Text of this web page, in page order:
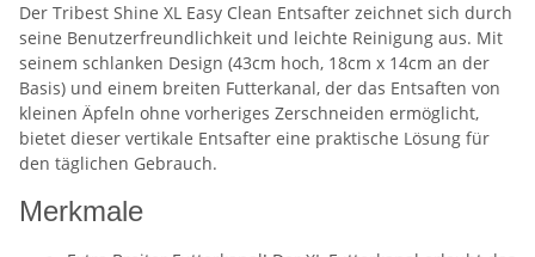
Der Tribest Shine XL Easy Clean Entsafter zeichnet sich durch
seine Benutzerfreundlichkeit und leichte Reinigung aus. Mit
seinem schlanken Design (43cm hoch, 18cm x 14cm an der
Basis) und einem breiten Futterkanal, der das Entsaften von
kleinen Äpfeln ohne vorheriges Zerschneiden ermöglicht,
bietet dieser vertikale Entsafter eine praktische Lösung für
den täglichen Gebrauch.
Merkmale